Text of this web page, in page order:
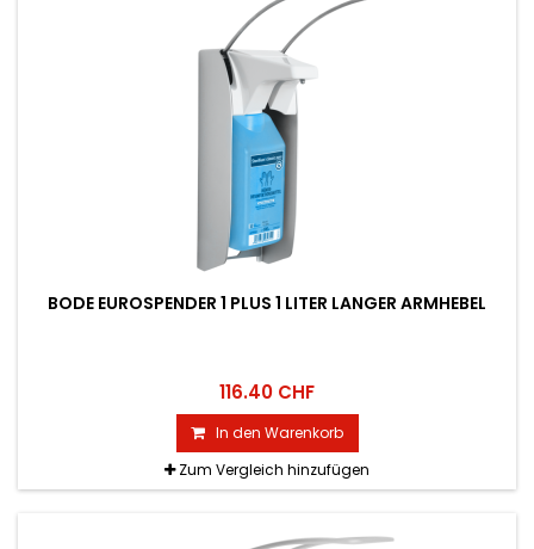
BODE EUROSPENDER 1 PLUS 1 LITER LANGER ARMHEBEL
116.40 CHF
In den Warenkorb
Zum Vergleich hinzufügen